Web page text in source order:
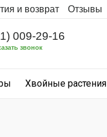
и возврат Отзывы
009-29-16
звонок
Хвойные растения